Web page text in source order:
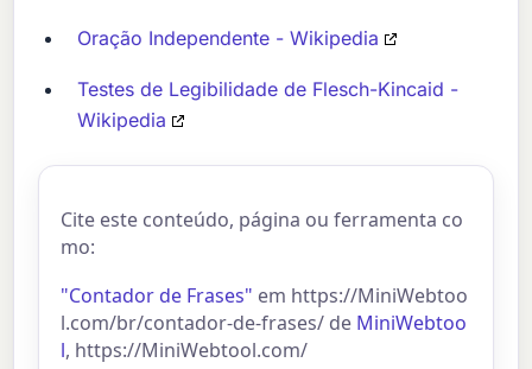
Oração Independente - Wikipedia
Testes de Legibilidade de Flesch-Kincaid -
Wikipedia
Cite este conteúdo, página ou ferramenta co
mo:
"Contador de Frases" em https://MiniWebtoo
l.com/br/contador-de-frases/ de MiniWebtoo
l, https://MiniWebtool.com/